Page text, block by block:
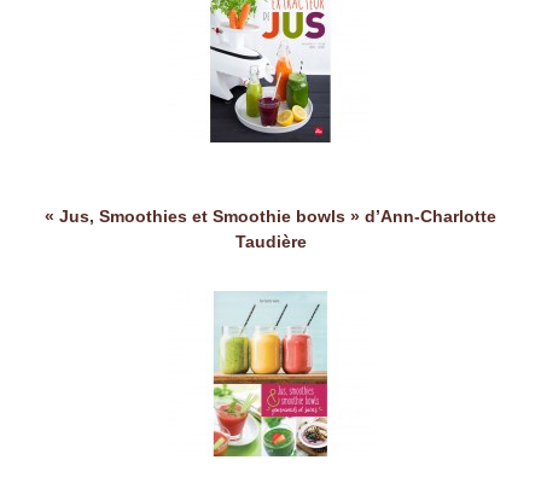
« Jus, Smoothies et Smoothie bowls » d’Ann-Charlotte
Taudière